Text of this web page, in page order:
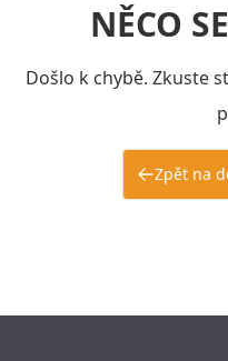
NĚCO
Došlo k chybě. Zkuste
Zpět na